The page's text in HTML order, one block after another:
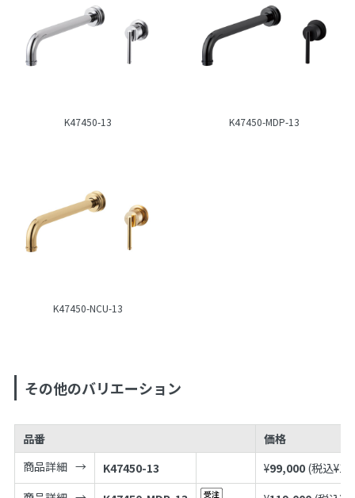
K47450-13 K47450-MDP-13
K47450-NCU-13
その他のバリエーション
品番
価格
商品詳細
K47450-13 ¥99,000 (税込¥